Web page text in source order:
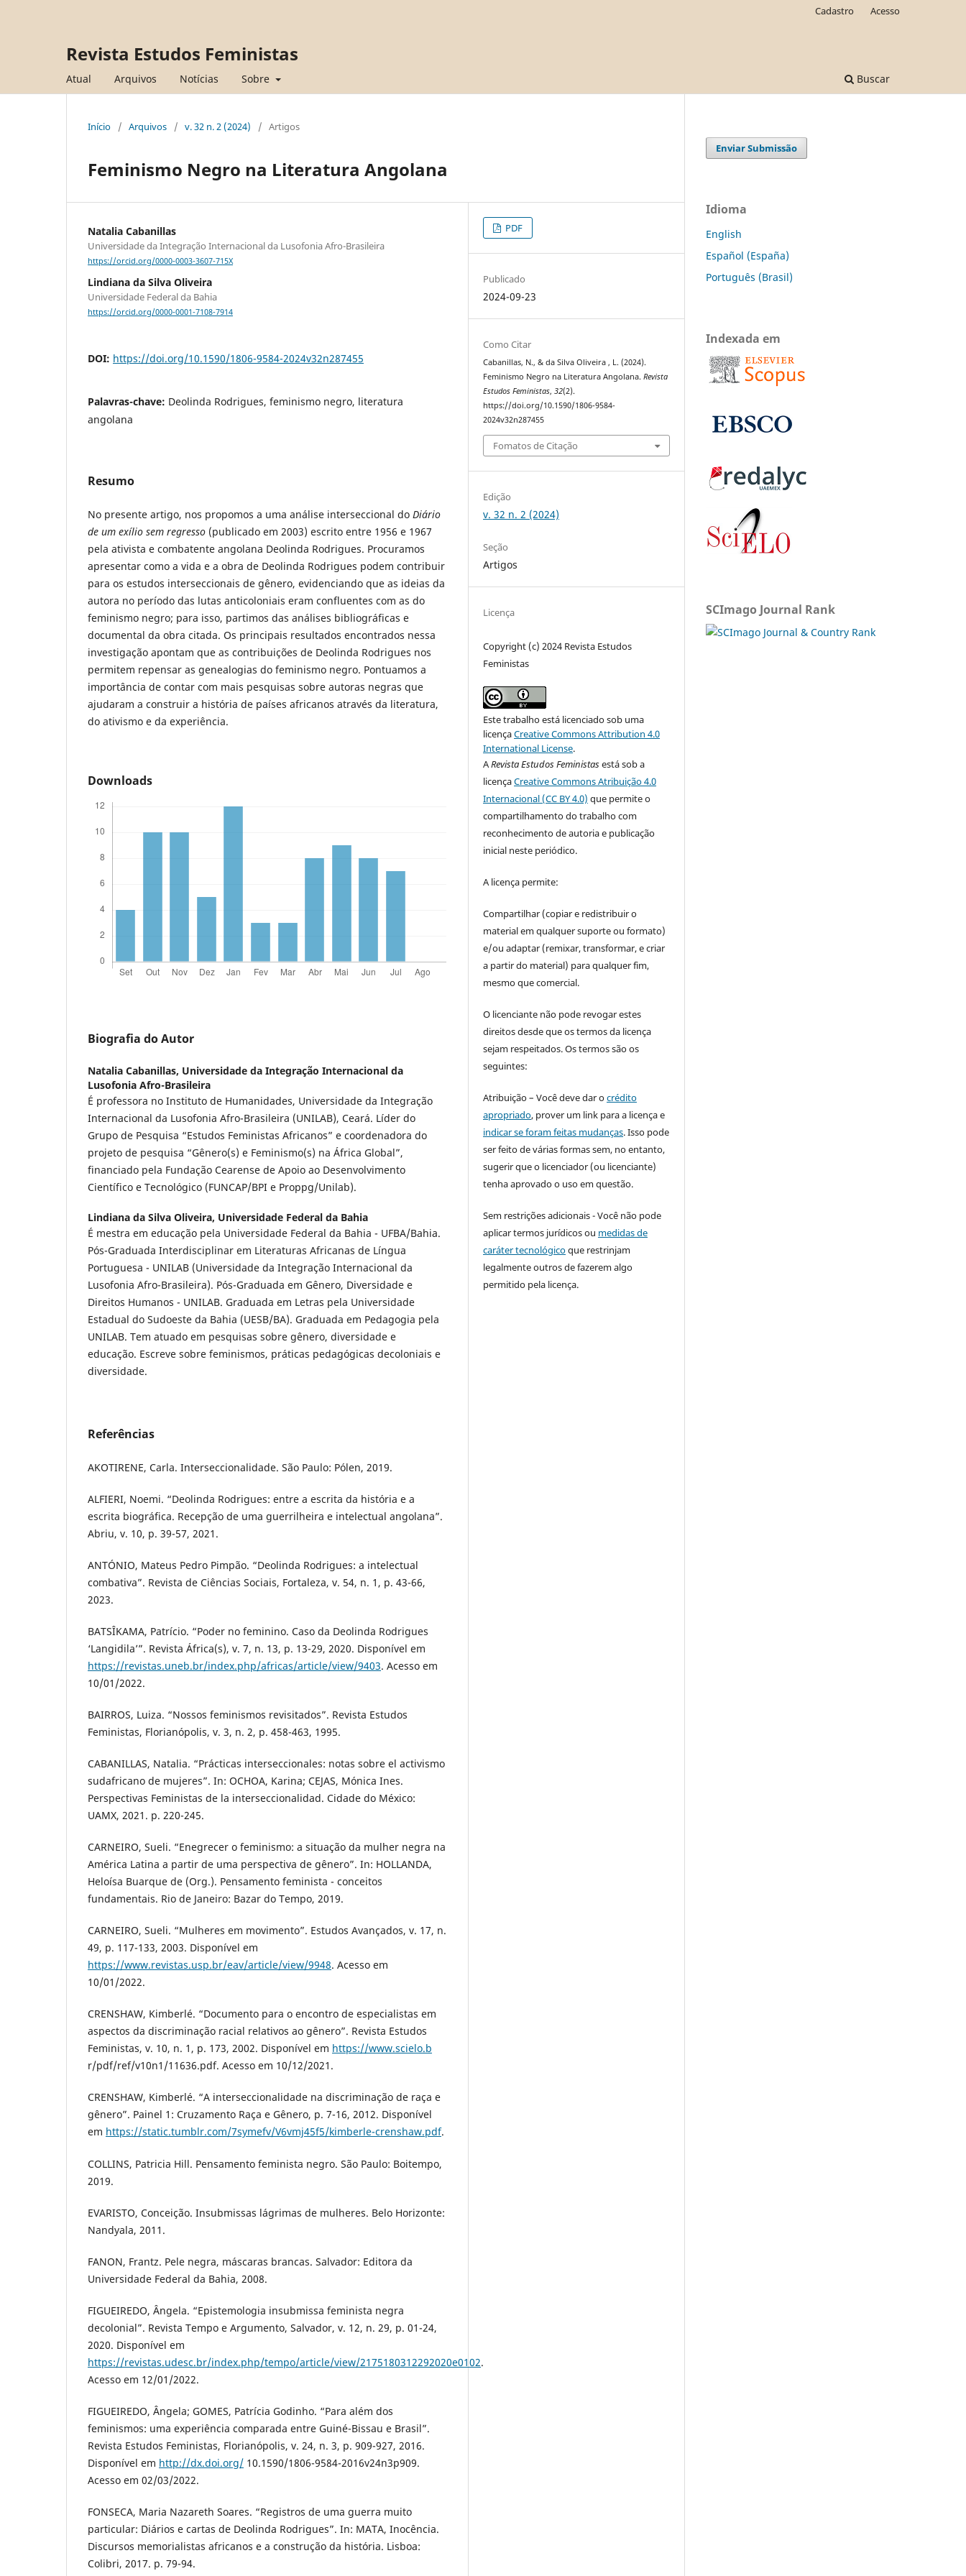
Revista Estudos Feministas
Atual Arquivos Notícias Sobre Buscar
Cadastro Acesso
Início / Arquivos / v. 32 n. 2 (2024) / Artigos
Feminismo Negro na Literatura Angolana
Natalia Cabanillas
Universidade da Integração Internacional da Lusofonia Afro-Brasileira
https://orcid.org/0000-0003-3607-715X
Lindiana da Silva Oliveira
Universidade Federal da Bahia
https://orcid.org/0000-0001-7108-7914
DOI: https://doi.org/10.1590/1806-9584-2024v32n287455
Palavras-chave: Deolinda Rodrigues, feminismo negro, literatura
angolana
Resumo
No presente artigo, nos propomos a uma análise interseccional do Diário
de um exílio sem regresso (publicado em 2003) escrito entre 1956 e 1967
pela ativista e combatente angolana Deolinda Rodrigues. Procuramos
apresentar como a vida e a obra de Deolinda Rodrigues podem contribuir
para os estudos interseccionais de gênero, evidenciando que as ideias da
autora no período das lutas anticoloniais eram confluentes com as do
feminismo negro; para isso, partimos das análises bibliográficas e
documental da obra citada. Os principais resultados encontrados nessa
investigação apontam que as contribuições de Deolinda Rodrigues nos
permitem repensar as genealogias do feminismo negro. Pontuamos a
importância de contar com mais pesquisas sobre autoras negras que
ajudaram a construir a história de países africanos através da literatura,
do ativismo e da experiência.
Downloads
Biografia do Autor
Natalia Cabanillas, Universidade da Integração Internacional da
Lusofonia Afro-Brasileira
É professora no Instituto de Humanidades, Universidade da Integração
Internacional da Lusofonia Afro-Brasileira (UNILAB), Ceará. Líder do
Grupo de Pesquisa “Estudos Feministas Africanos” e coordenadora do
projeto de pesquisa “Gênero(s) e Feminismo(s) na África Global”,
financiado pela Fundação Cearense de Apoio ao Desenvolvimento
Científico e Tecnológico (FUNCAP/BPI e Proppg/Unilab).
Lindiana da Silva Oliveira, Universidade Federal da Bahia
É mestra em educação pela Universidade Federal da Bahia - UFBA/Bahia.
Pós-Graduada Interdisciplinar em Literaturas Africanas de Língua
Portuguesa - UNILAB (Universidade da Integração Internacional da
Lusofonia Afro-Brasileira). Pós-Graduada em Gênero, Diversidade e
Direitos Humanos - UNILAB. Graduada em Letras pela Universidade
Estadual do Sudoeste da Bahia (UESB/BA). Graduada em Pedagogia pela
UNILAB. Tem atuado em pesquisas sobre gênero, diversidade e
educação. Escreve sobre feminismos, práticas pedagógicas decoloniais e
diversidade.
Referências
AKOTIRENE, Carla. Interseccionalidade. São Paulo: Pólen, 2019.
ALFIERI, Noemi. “Deolinda Rodrigues: entre a escrita da história e a
escrita biográfica. Recepção de uma guerrilheira e intelectual angolana”.
Abriu, v. 10, p. 39-57, 2021.
ANTÓNIO, Mateus Pedro Pimpão. “Deolinda Rodrigues: a intelectual
combativa”. Revista de Ciências Sociais, Fortaleza, v. 54, n. 1, p. 43-66,
2023.
BATSÎKAMA, Patrício. “Poder no feminino. Caso da Deolinda Rodrigues
‘Langidila’”. Revista África(s), v. 7, n. 13, p. 13-29, 2020. Disponível em
https://revistas.uneb.br/index.php/africas/article/view/9403. Acesso em
10/01/2022.
BAIRROS, Luiza. “Nossos feminismos revisitados”. Revista Estudos
Feministas, Florianópolis, v. 3, n. 2, p. 458-463, 1995.
CABANILLAS, Natalia. “Prácticas interseccionales: notas sobre el activismo
sudafricano de mujeres”. In: OCHOA, Karina; CEJAS, Mónica Ines.
Perspectivas Feministas de la interseccionalidad. Cidade do México:
UAMX, 2021. p. 220-245.
CARNEIRO, Sueli. “Enegrecer o feminismo: a situação da mulher negra na
América Latina a partir de uma perspectiva de gênero”. In: HOLLANDA,
Heloísa Buarque de (Org.). Pensamento feminista - conceitos
fundamentais. Rio de Janeiro: Bazar do Tempo, 2019.
CARNEIRO, Sueli. “Mulheres em movimento”. Estudos Avançados, v. 17, n.
49, p. 117-133, 2003. Disponível em
https://www.revistas.usp.br/eav/article/view/9948. Acesso em
10/01/2022.
CRENSHAW, Kimberlé. “Documento para o encontro de especialistas em
aspectos da discriminação racial relativos ao gênero”. Revista Estudos
Feministas, v. 10, n. 1, p. 173, 2002. Disponível em https://www.scielo.b
r/pdf/ref/v10n1/11636.pdf. Acesso em 10/12/2021.
CRENSHAW, Kimberlé. “A interseccionalidade na discriminação de raça e
gênero”. Painel 1: Cruzamento Raça e Gênero, p. 7-16, 2012. Disponível
em https://static.tumblr.com/7symefv/V6vmj45f5/kimberle-crenshaw.pdf.
COLLINS, Patricia Hill. Pensamento feminista negro. São Paulo: Boitempo,
2019.
EVARISTO, Conceição. Insubmissas lágrimas de mulheres. Belo Horizonte:
Nandyala, 2011.
FANON, Frantz. Pele negra, máscaras brancas. Salvador: Editora da
Universidade Federal da Bahia, 2008.
FIGUEIREDO, Ângela. “Epistemologia insubmissa feminista negra
decolonial”. Revista Tempo e Argumento, Salvador, v. 12, n. 29, p. 01-24,
2020. Disponível em
https://revistas.udesc.br/index.php/tempo/article/view/2175180312292020e0102.
Acesso em 12/01/2022.
FIGUEIREDO, Ângela; GOMES, Patrícia Godinho. “Para além dos
feminismos: uma experiência comparada entre Guiné-Bissau e Brasil”.
Revista Estudos Feministas, Florianópolis, v. 24, n. 3, p. 909-927, 2016.
Disponível em http://dx.doi.org/ 10.1590/1806-9584-2016v24n3p909.
Acesso em 02/03/2022.
FONSECA, Maria Nazareth Soares. “Registros de uma guerra muito
particular: Diários e cartas de Deolinda Rodrigues”. In: MATA, Inocência.
Discursos memorialistas africanos e a construção da história. Lisboa:
Colibri, 2017. p. 79-94.
PDF
Publicado
2024-09-23
Como Citar
Cabanillas, N., & da Silva Oliveira , L. (2024).
Feminismo Negro na Literatura Angolana.Revista
Estudos Feministas,32(2).
https://doi.org/10.1590/1806-9584-
2024v32n287455
Fomatos de Citação
Edição
v. 32 n. 2 (2024)
Seção
Artigos
Licença
Copyright (c) 2024 Revista Estudos
Feministas
Este trabalho está licenciado sob uma
licençaCreative Commons Attribution 4.0
International License.
ARevista Estudos Feministasestá sob a
licençaCreative Commons Atribuição 4.0
Internacional (CC BY 4.0) que permite o
compartilhamento do trabalho com
reconhecimento de autoria e publicação
inicial neste periódico.
A licença permite:
Compartilhar (copiar e redistribuir o
material em qualquer suporte ou formato)
e/ou adaptar (remixar, transformar, e criar
a partir do material) para qualquer fim,
mesmo que comercial.
O licenciante não pode revogar estes
direitos desde que os termos da licença
sejam respeitados. Os termos são os
seguintes:
Atribuição – Você deve dar ocrédito
apropriado, prover um link para a licença e
indicar se foram feitas mudanças. Isso pode
ser feito de várias formas sem, no entanto,
sugerir que o licenciador (ou licenciante)
tenha aprovado o uso em questão.
Sem restrições adicionais - Você não pode
aplicar termos jurídicos ou medidas de
caráter tecnológicoque restrinjam
legalmente outros de fazerem algo
permitido pela licença.
Enviar Submissão
Idioma
English
Español (España)
Português (Brasil)
Indexada em
SCImago Journal Rank